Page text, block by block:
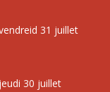
31 juillet
30 juillet